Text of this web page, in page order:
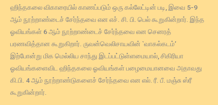
ஹிந்தகலை விகாரையில் காணப்படும் ஒரு கல்லேட்டின் படி, இவை 5-9
ஆம் நூற்றாண்டைச் சேர்ந்தவை என எச். சி. பி. பெல் கூறுகின்றார். இந்த
ஓவியங்கள் 6 ஆம் நூற்றாண்டைச் சேர்ந்தவை என செனரத்
பரணவித்தான கூறுகிறார். ருவன்வெலிசாயவின் `வாகல்கடம்’
இற்போன்று மிக மெல்லிய சாந்து இடப்பட்டுள்ளமையால், சிகிரியா
ஓவியங்களைவிட ஹிந்தகலை ஓவியங்கள் பழைமையானவை அதாவது
கி.பி. 4 ஆம் நூற்றாண்டுகளைச் சேர்ந்தவை என எல். ரீ. பீ. மஞ்சு ஸ்ரீ
கூறுகின்றார்.